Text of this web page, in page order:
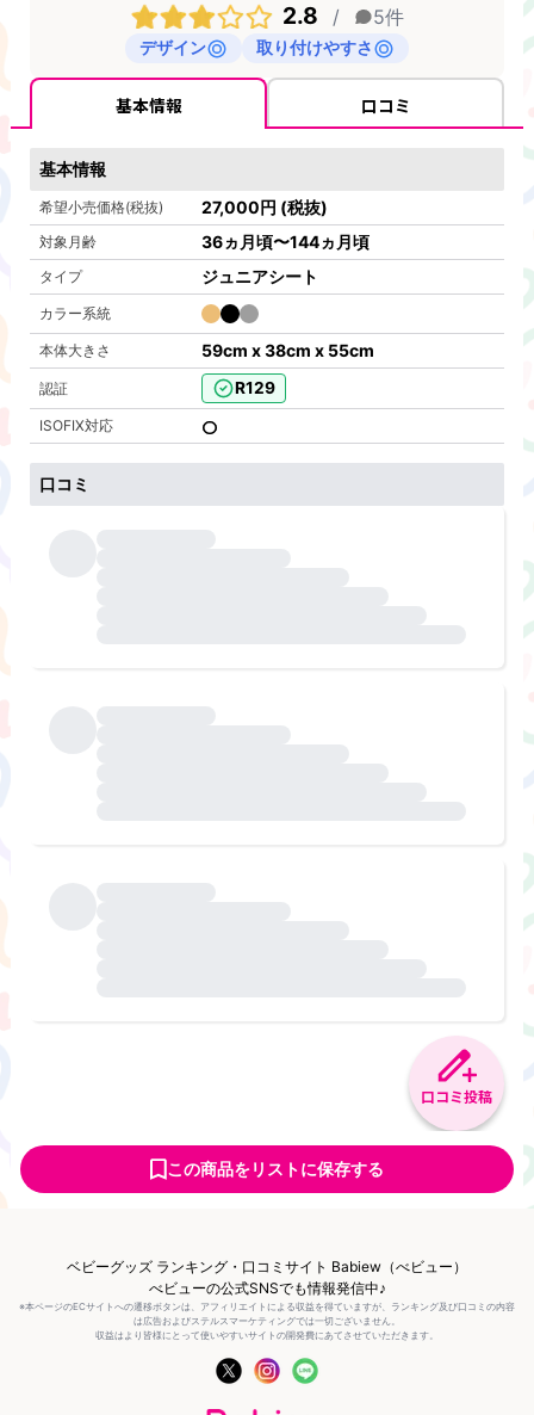
2.8
/ 5件
デザイン 取り付けやすさ
基本情報 口コミ
基本情報
希望小売価格(税抜) 27,000円 (税抜)
対象月齢 36ヵ月頃〜144ヵ月頃
タイプ ジュニアシート
カラー系統
本体大きさ 59cm x 38cm x 55cm
認証 R129
ISOFIX対応
口コミ
口コミ投稿
この商品をリストに保存する
ベビーグッズ ランキング・口コミサイト Babiew（べビュー）
べビューの公式SNSでも情報発信中♪
※本ページのECサイトへの遷移ボタンは、アフィリエイトによる収益を得ていますが、ランキング及び口コミの内容
は広告およびステルスマーケティングでは一切ございません。
収益はより皆様にとって使いやすいサイトの開発費にあてさせていただきます。